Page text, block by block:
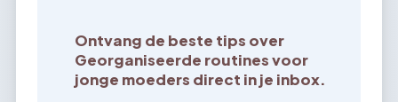
Ontvang de beste tips over
Georganiseerde routines voor
jonge moeders direct in je inbox.